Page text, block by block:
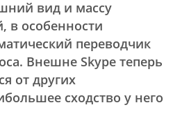
вид и массу
в особенности
переводчик
Внешне Skype теперь
от других
сходство у него